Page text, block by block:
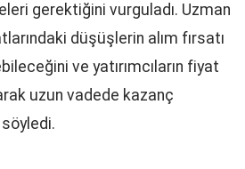
gerektiğini vurguladı. Uzman
düşüşlerin alım fırsatı
ve yatırımcıların fiyat
uzun vadede kazanç